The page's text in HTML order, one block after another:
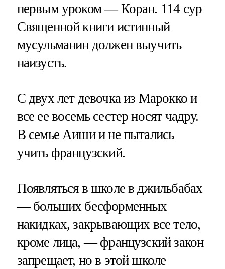
первым уроком — Коран. 114 сур
Священной книги истинный
мусульманин должен выучить
наизусть.
С двух лет девочка из Марокко и
все ее восемь сестер носят чадру.
В семье Аиши и не пытались
учить французский.
Появляться в школе в джильбабах
— больших бесформенных
накидках, закрывающих все тело,
кроме лица, — французский закон
запрещает, но в этой школе